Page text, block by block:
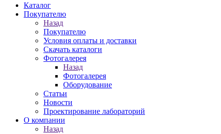
Каталог
Покупателю
Назад
Покупателю
Условия оплаты и доставки
Скачать каталоги
Фотогалерея
Назад
Фотогалерея
Оборудование
Статьи
Новости
Проектирование лабораторий
О компании
Назад